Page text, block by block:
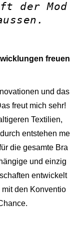
der Mod
freuen
und das
freut mich sehr!
Textilien,
entstehen me
die gesamte Bra
und einzig
entwickelt
den Konventio